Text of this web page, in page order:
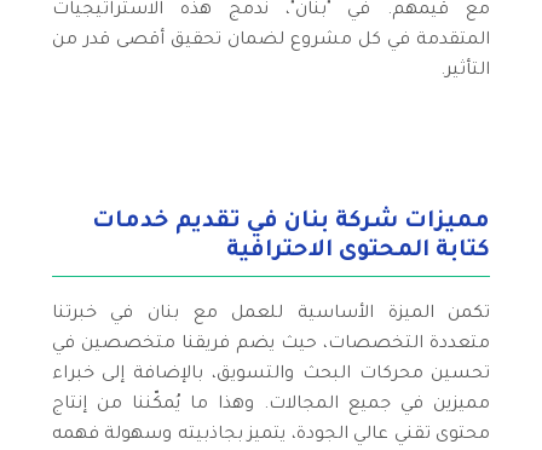
مع قيمهم. في "بنان"، نُدمج هذه الاستراتيجيات
المتقدمة في كل مشروع لضمان تحقيق أقصى قدر من
التأثير.
مميزات شركة بنان في تقديم خدمات
كتابة المحتوى الاحترافية
تكمن الميزة الأساسية للعمل مع بنان في خبرتنا
متعددة التخصصات، حيث يضم فريقنا متخصصين في
تحسين محركات البحث والتسويق، بالإضافة إلى خبراء
مميزين في جميع المجالات. وهذا ما يُمكّننا من إنتاج
محتوى تقني عالي الجودة، يتميز بجاذبيته وسهولة فهمه